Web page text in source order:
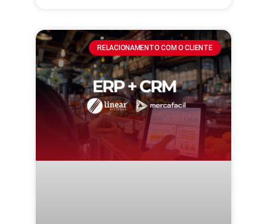
RELACIONAMENTO COM O CLIENTE